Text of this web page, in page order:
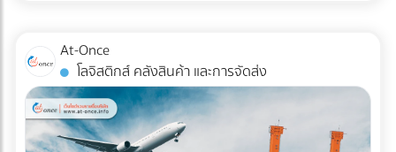
ป้องกันอุบัติเหตุ เหมาะกับใคร?: อาคารที่มีรูปทรงตัว L อยู่แล้ว,
คลังสินค้าที่ต้องการแยกประเภทรถบรรทุกขาเข้าและขาออกแบบ
เด็ดขาด (เช่น รถเทรลเลอร์ส่งของเข้าทางด้านหน้า รถกระบะรับ
ของออกทางด้านข้าง) เช็กลิสต์: เลือก Layout แบบไหนให้ตอบ
โจทย์ที่สุด? หากคุณกำลังจะสร้างคลังสินค้าใหม่ หรือรีโนเวทคลัง
แต่ยังทำให้ข้อมูลวิ่งตรงเข้าสู่ระบบของสรรพากรอย่างแม่นยำและ
ไร้รอยต่อ 3. กระทบยอด (Reconcile) บัญชีและสต็อกสินค้า
อย่างสม่ำเสมอ ข้อผิดพลาดสุดคลาสสิกของ SME คือการ "ดอง
เอกสาร" ไว้ทำทีเดียวตอนสิ้นปี ซึ่งในยุคที่สรรพากรเห็นข้อมูล e-
Payment ของคุณแทบจะแบบ Real-time การรอแก้ปัญหาตอน
At-Once
โลจิสติกส์ คลังสินค้า และการจัดส่ง